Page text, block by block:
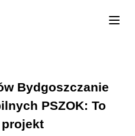
Bydgoszczanie
PSZOK: To